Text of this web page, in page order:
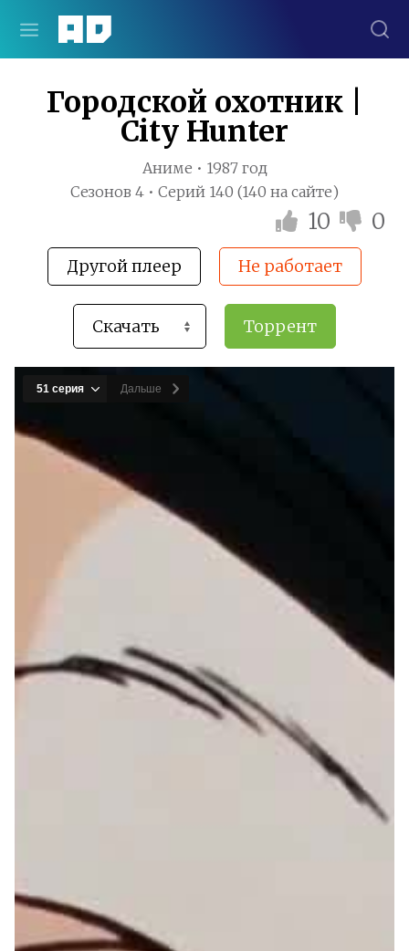
Городской охотник |
City Hunter
Аниме • 1987 год
Сезонов 4 • Серий 140 (140 на сайте)
10 0
Другой плеер Не работает
Торрент